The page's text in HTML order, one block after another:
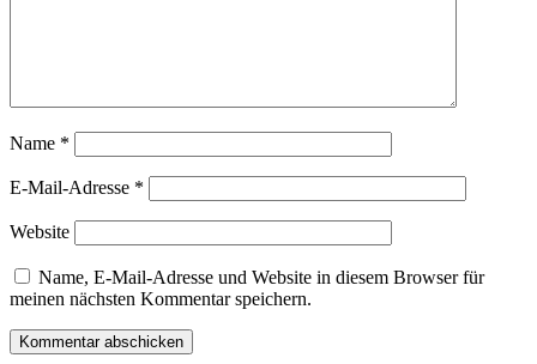
Name *
E-Mail-Adresse *
Website
Name, E-Mail-Adresse und Website in diesem Browser für
meinen nächsten Kommentar speichern.